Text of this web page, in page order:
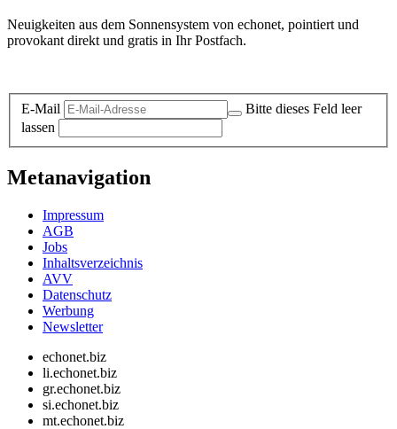
Neuigkeiten aus dem Sonnensystem von echonet, pointiert und
provokant direkt und gratis in Ihr Postfach.
E-Mail
Bitte dieses Feld leer
lassen
Metanavigation
Impressum
AGB
Jobs
Inhaltsverzeichnis
AVV
Datenschutz
Werbung
Newsletter
echonet.biz
li.echonet.biz
gr.echonet.biz
si.echonet.biz
mt.echonet.biz